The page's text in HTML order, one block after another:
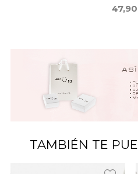
TAMBIÉN TE